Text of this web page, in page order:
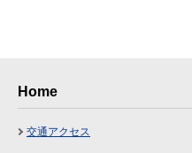
Home
交通アクセス